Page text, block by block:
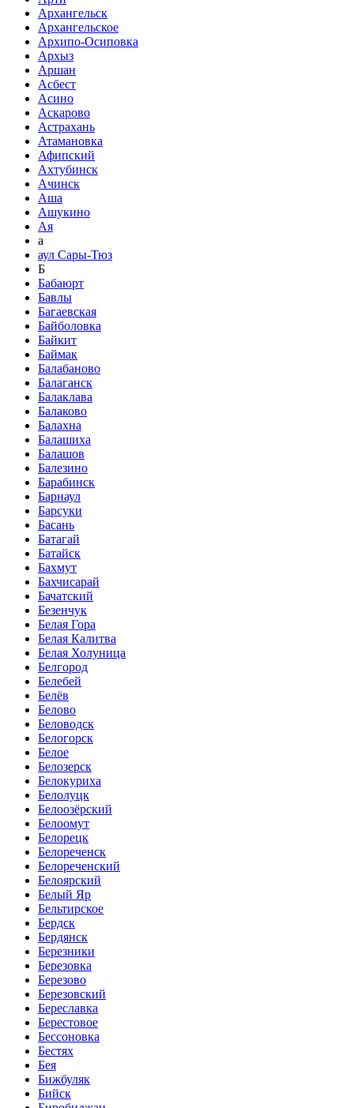
Архангельск
Архангельское
Архипо-Осиповка
Архыз
Аршан
Асбест
Асино
Аскарово
Астрахань
Атамановка
Афипский
Ахтубинск
Ачинск
Аша
Ашукино
Ая
а
аул Сары-Тюз
Б
Бабаюрт
Бавлы
Багаевская
Байболовка
Байкит
Баймак
Балабаново
Балаганск
Балаклава
Балаково
Балахна
Балашиха
Балашов
Балезино
Барабинск
Барнаул
Барсуки
Басань
Батагай
Батайск
Бахмут
Бахчисарай
Бачатский
Безенчук
Белая Гора
Белая Калитва
Белая Холуница
Белгород
Белебей
Белёв
Белово
Беловодск
Белогорск
Белое
Белозерск
Белокуриха
Белолуцк
Белоозёрский
Белоомут
Белорецк
Белореченск
Белореченский
Белоярский
Белый Яр
Бельтирское
Бердск
Бердянск
Березники
Березовка
Березово
Березовский
Береславка
Берестовое
Бессоновка
Бестях
Бея
Бижбуляк
Бийск